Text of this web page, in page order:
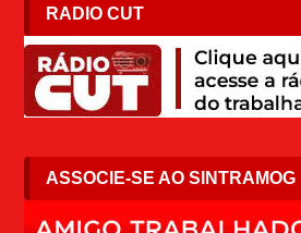
RADIO CUT
ASSOCIE-SE AO SINTRAMOG